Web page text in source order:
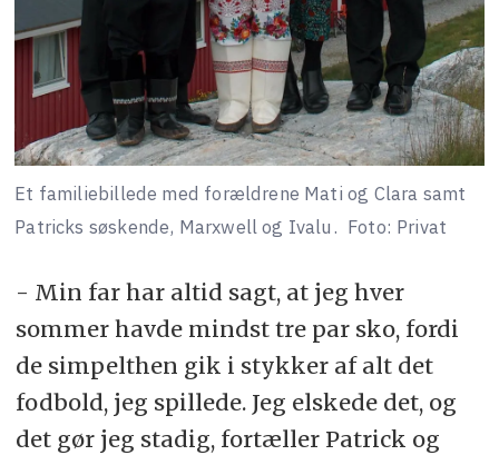
Et familiebillede med forældrene Mati og Clara samt
Patricks søskende, Marxwell og Ivalu. Foto: Privat
- Min far har altid sagt, at jeg hver
sommer havde mindst tre par sko, fordi
de simpelthen gik i stykker af alt det
fodbold, jeg spillede. Jeg elskede det, og
det gør jeg stadig, fortæller Patrick og